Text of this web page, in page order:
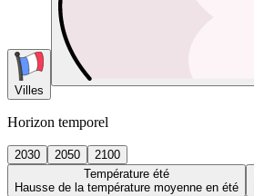
Villes
Horizon temporel
2030 2050
2100
Température été
Hausse de la température moyenne en été